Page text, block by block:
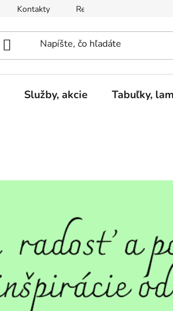
Kontakty Reklamačný poriadok
Služby, akcie Tabuľky,